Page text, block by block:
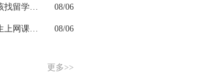
08/06
08/06
更多>>